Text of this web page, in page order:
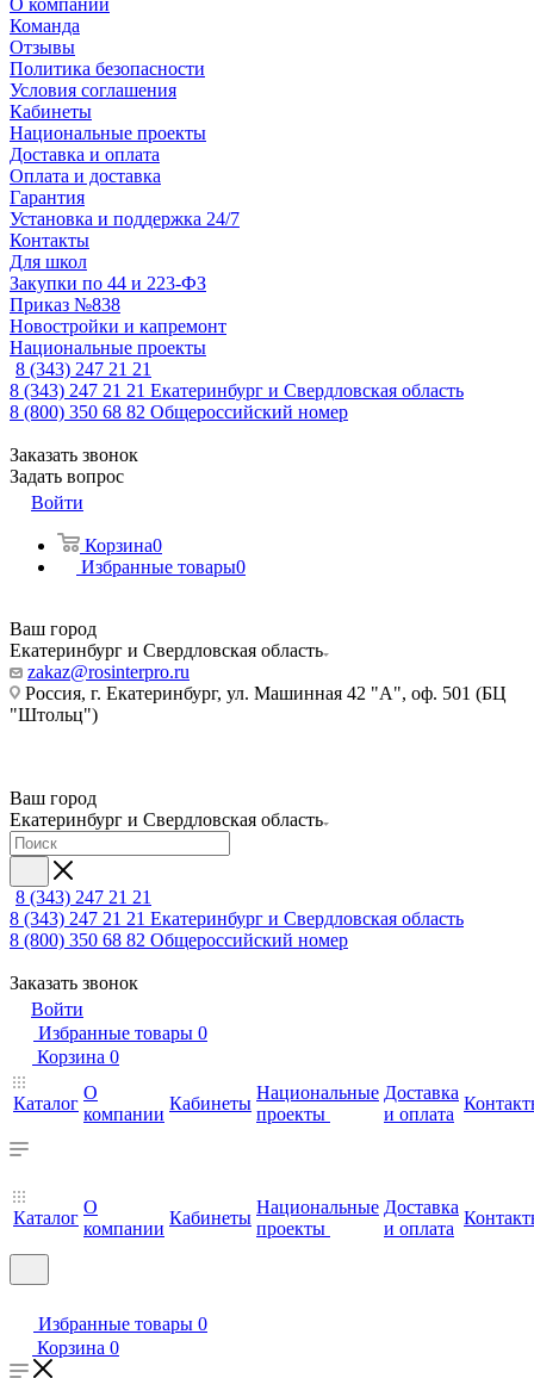
О компании
Команда
Отзывы
Политика безопасности
Условия соглашения
Кабинеты
Национальные проекты
Доставка и оплата
Оплата и доставка
Гарантия
Установка и поддержка 24/7
Контакты
Для школ
Закупки по 44 и 223-ФЗ
Приказ №838
Новостройки и капремонт
Национальные проекты
8 (343) 247 21 21
8 (343) 247 21 21 Екатеринбург и Свердловская область
8 (800) 350 68 82 Общероссийский номер
Заказать звонок
Задать вопрос
Войти
Корзина0
Избранные товары0
Ваш город
Екатеринбург и Свердловская область
zakaz@rosinterpro.ru
Россия, г. Екатеринбург, ул. Машинная 42 "А", оф. 501 (БЦ
"Штольц")
Ваш город
Екатеринбург и Свердловская область
8 (343) 247 21 21
8 (343) 247 21 21 Екатеринбург и Свердловская область
8 (800) 350 68 82 Общероссийский номер
Заказать звонок
Войти
Избранные товары 0
Корзина 0
Каталог
О
компании
Кабинеты
Национальные
проекты
Доставка
и оплата
Каталог
О
компании
Кабинеты
Национальные
проекты
Доставка
и оплата
Избранные товары 0
Корзина 0